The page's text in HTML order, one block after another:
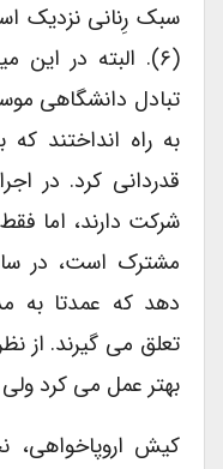
سبک رِنانی نزدیک
به راه انداختند که
قدردانی کرد. در
شرکت دارند، اما
مشترک است، در
دهد که عمدتا به
تعلق می گیرند. از
بهتر عمل می کرد ولی
کیش